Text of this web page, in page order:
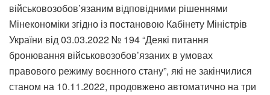
військовозобов’язаним відповідними рішеннями
Мінекономіки згідно із постановою Кабінету Міністрів
України від 03.03.2022 № 194 “Деякі питання
бронювання військовозобов’язаних в умовах
правового режиму воєнного стану”, які не закінчилися
станом на 10.11.2022, продовжено автоматично на три